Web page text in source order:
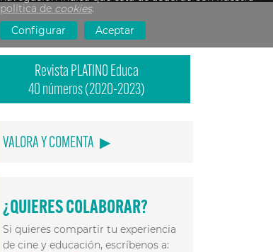
política de cookies.
Configurar
Aceptar
Revista PLATINO Educa
40 números (2020-2023)
VALORA Y COMENTA ▶
¿QUIERES COLABORAR?
Si quieres compartir tu experiencia
de cine y educación, escríbenos a: